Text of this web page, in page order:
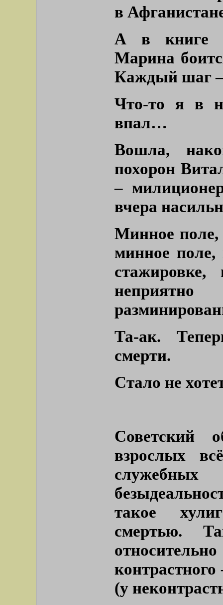
в
А в книге
Марина
Каждый шаг –
Что-то я в
впал…
Вошла,
похорон
–
вчера
Минное поле,
минное поле,
Та-ак.
смерти.
Стало не
Советский
взрослых
такое
смертью.
(у